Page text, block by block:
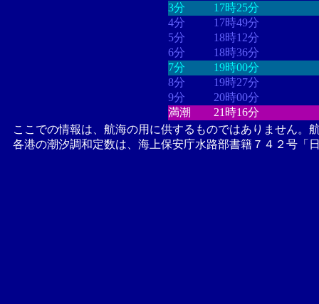
3分
17時25分
4分
17時49分
5分
18時12分
6分
18時36分
7分
19時00分
8分
19時27分
9分
20時00分
満潮
21時16分
ここでの情報は、航海の用に供するものではありません。
各港の潮汐調和定数は、海上保安庁水路部書籍７４２号「